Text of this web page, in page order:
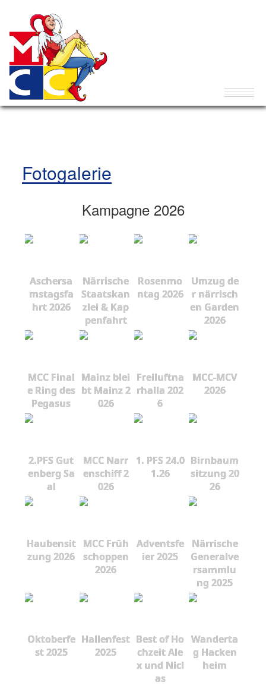
Fotogalerie
Kampagne 2026
Aschersa
mstagsfa
hrt 2026
Närrische
Staatskan
zlei & Kap
penfahrt
Rosenmo
ntag 2026
Umzug de
r närrisch
en Garden
2026
MCC Final
e Ring des
Pegasus
Mainz blei
bt Mainz 2
026
Freiluftna
rhalla 202
6
MCC-MCV
2026
2.PFS Gut
enberg Sa
al
MCC Narr
enschiff 2
026
1. PFS 24.0
1.26
Birnbaum
sitzung 20
26
Haubensit
zung 2026
MCC Früh
schoppen
2026
Adventsfe
ier 2025
Närrische
Generalve
rsammlu
ng 2025
Oktoberfe
st 2025
Hallenfest
2025
Best of Ho
chzeit Ale
x und Nicl
as
Wanderta
g Hacken
heim